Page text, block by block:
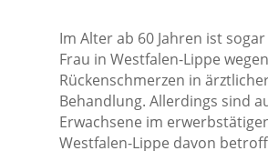
Im Alter ab 60 Jahren ist
Frau in Westfalen-Lippe wegen
Rückenschmerzen in
Behandlung. Allerdings sind
Erwachsene im
Westfalen-Lippe davon